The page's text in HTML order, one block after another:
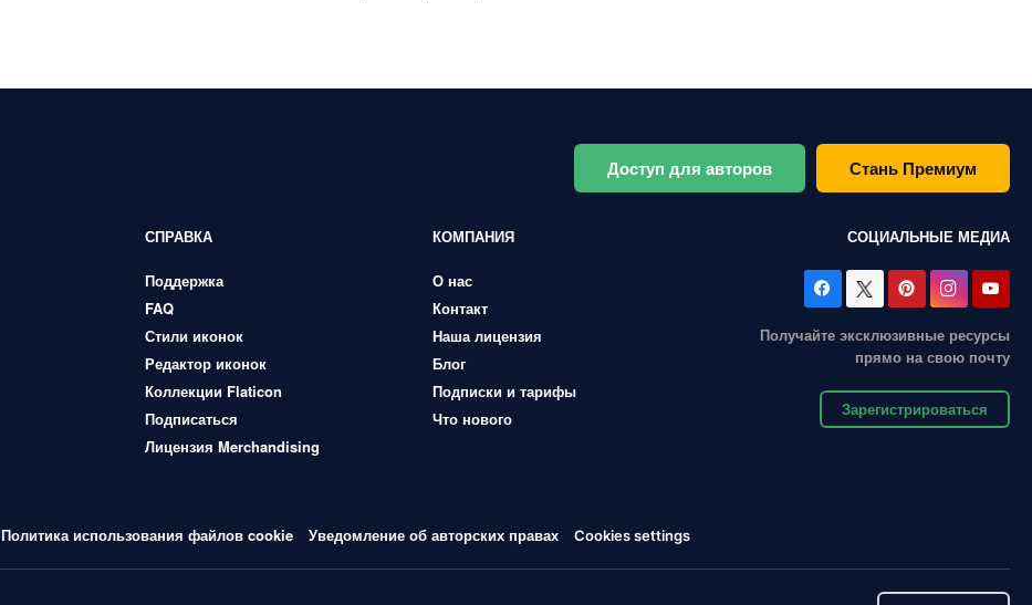
Доступ для авторов Стань Премиум
СПРАВКА
Поддержка
FAQ
Стили иконок
Редактор иконок
Коллекции Flaticon
Подписаться
Лицензия Merchandising
КОМПАНИЯ
О нас
Контакт
Наша лицензия
Блог
Подписки и тарифы
Что нового
СОЦИАЛЬНЫЕ МЕДИА
Получайте эксклюзивные ресурсы
прямо на свою почту
Зарегистрироваться
Политика использования файлов cookie Уведомление об авторских правах Cookies settings